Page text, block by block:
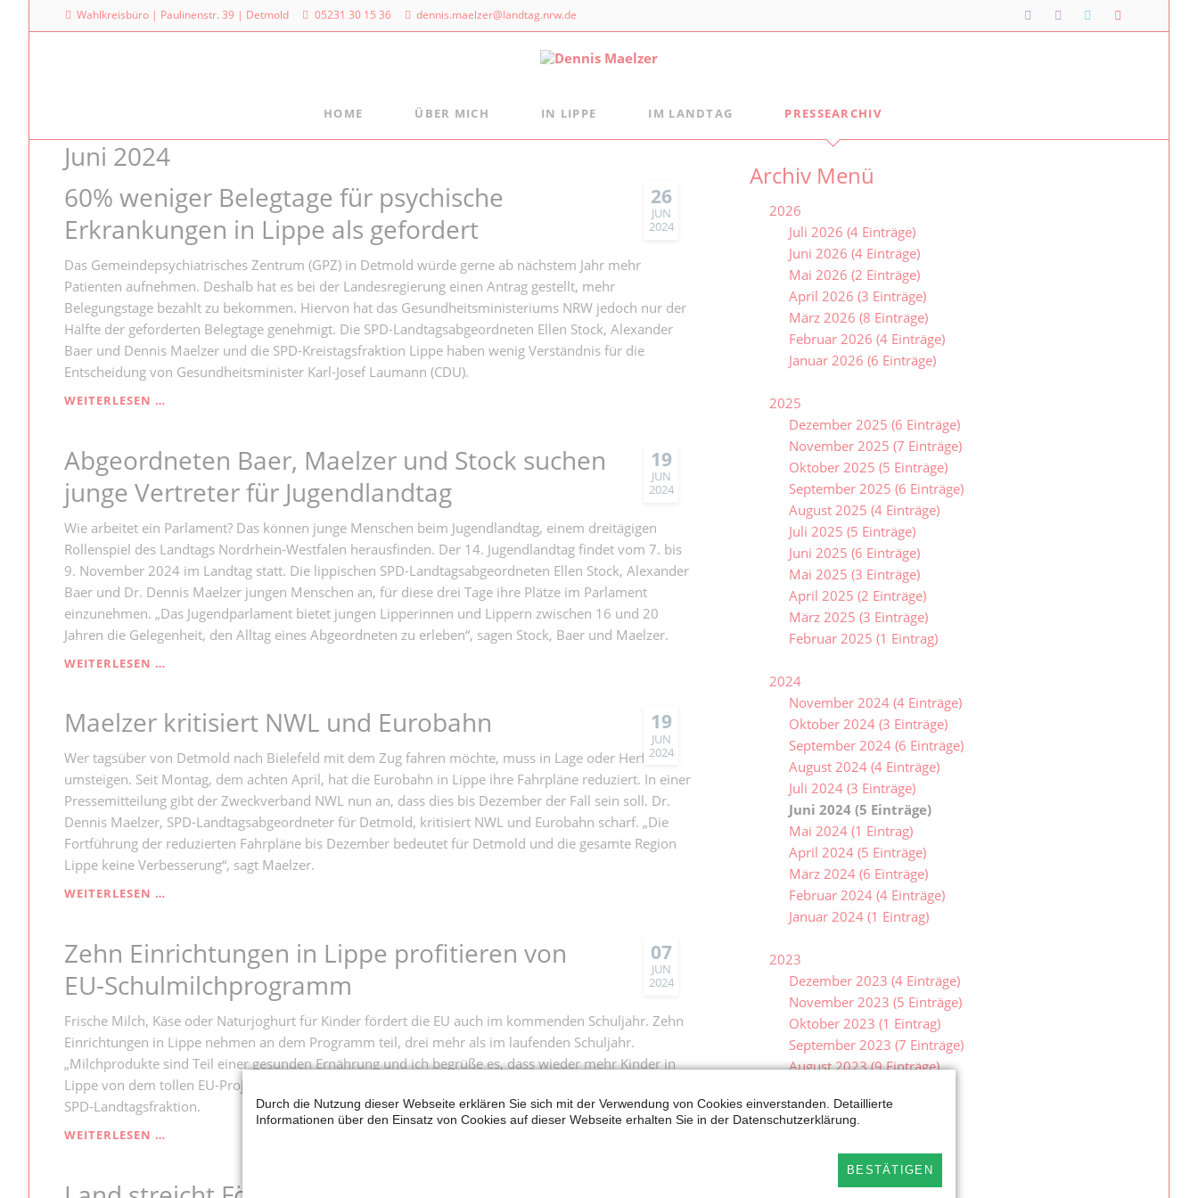
Wahlkreisbüro | Paulinenstr. 39 | Detmold 05231 30 15 36 dennis.maelzer@landtag.nrw.de
HOME ÜBER MICH
Meine politischen Schwerpunkte
IN LIPPE IM LANDTAG
Meine Arbeit
Meine Anfragen
Meine Reden im Plenum
Landtag NRW
Platz des Landtags 1
40221 Düsseldorf
0211 884 - 20 25
Fraktion vor Ort
Alexander Baer
Besuche im Landtag
Jugendlandtag
PRESSEARCHIV
Juni 2024
26
JUN
2024
60% weniger Belegtage für psychische
Erkrankungen in Lippe als gefordert
Das Gemeindepsychiatrisches Zentrum (GPZ) in Detmold würde gerne ab nächstem Jahr mehr
Patienten aufnehmen. Deshalb hat es bei der Landesregierung einen Antrag gestellt, mehr
Belegungstage bezahlt zu bekommen. Hiervon hat das Gesundheitsministeriums NRW jedoch nur der
Hälfte der geforderten Belegtage genehmigt. Die SPD-Landtagsabgeordneten Ellen Stock, Alexander
Baer und Dennis Maelzer und die SPD-Kreistagsfraktion Lippe haben wenig Verständnis für die
Entscheidung von Gesundheitsminister Karl-Josef Laumann (CDU).
WEITERLESEN …
FÜR
PSYCHISCHE
ERKRANKUNGEN
IN
LIPPE
ALS
GEFORDERT
19
JUN
2024
Abgeordneten Baer, Maelzer und Stock suchen
junge Vertreter für Jugendlandtag
Wie arbeitet ein Parlament? Das können junge Menschen beim Jugendlandtag, einem dreitägigen
Rollenspiel des Landtags Nordrhein-Westfalen herausfinden. Der 14. Jugendlandtag findet vom 7. bis
9. November 2024 im Landtag statt. Die lippischen SPD-Landtagsabgeordneten Ellen Stock, Alexander
Baer und Dr. Dennis Maelzer jungen Menschen an, für diese drei Tage ihre Plätze im Parlament
einzunehmen. „Das Jugendparlament bietet jungen Lipperinnen und Lippern zwischen 16 und 20
Jahren die Gelegenheit, den Alltag eines Abgeordneten zu erleben“, sagen Stock, Baer und Maelzer.
WEITERLESEN …
UND
STOCK
SUCHEN
VERTRETER
FÜR
JUGENDLANDTAG
19
JUN
2024
Maelzer kritisiert NWL und Eurobahn
Wer tagsüber von Detmold nach Bielefeld mit dem Zug fahren möchte, muss in Lage oder Herford
umsteigen. Seit Montag, dem achten April, hat die Eurobahn in Lippe ihre Fahrpläne reduziert. In einer
Pressemitteilung gibt der Zweckverband NWL nun an, dass dies bis Dezember der Fall sein soll. Dr.
Dennis Maelzer, SPD-Landtagsabgeordneter für Detmold, kritisiert NWL und Eurobahn scharf. „Die
Fortführung der reduzierten Fahrpläne bis Dezember bedeutet für Detmold und die gesamte Region
Lippe keine Verbesserung“, sagt Maelzer.
WEITERLESEN …
UND
EUROBAHN
07
JUN
2024
Zehn Einrichtungen in Lippe profitieren von
EU-Schulmilchprogramm
Frische Milch, Käse oder Naturjoghurt für Kinder fördert die EU auch im kommenden Schuljahr. Zehn
Einrichtungen in Lippe nehmen an dem Programm teil, drei mehr als im laufenden Schuljahr.
„Milchprodukte sind Teil einer gesunden Ernährung und ich begrüße es, dass wieder mehr Kinder in
Lippe von dem tollen EU-Projekt profitieren", sagt Dennis Maelzer, Familienpolitischer Sprecher der
SPD-Landtagsfraktion.
WEITERLESEN …
LIPPE
Archiv Menü
2026
Juli 2026 (4 Einträge)
Juni 2026 (4 Einträge)
Mai 2026 (2 Einträge)
April 2026 (3 Einträge)
März 2026 (8 Einträge)
Februar 2026 (4 Einträge)
Januar 2026 (6 Einträge)
2025
Dezember 2025 (6 Einträge)
November 2025 (7 Einträge)
Oktober 2025 (5 Einträge)
September 2025 (6 Einträge)
August 2025 (4 Einträge)
Juli 2025 (5 Einträge)
Juni 2025 (6 Einträge)
Mai 2025 (3 Einträge)
April 2025 (2 Einträge)
März 2025 (3 Einträge)
Februar 2025 (1 Eintrag)
2024
November 2024 (4 Einträge)
Oktober 2024 (3 Einträge)
September 2024 (6 Einträge)
August 2024 (4 Einträge)
Juli 2024 (3 Einträge)
Juni 2024 (5 Einträge)
Mai 2024 (1 Eintrag)
April 2024 (5 Einträge)
März 2024 (6 Einträge)
Februar 2024 (4 Einträge)
Januar 2024 (1 Eintrag)
2023
Dezember 2023 (4 Einträge)
November 2023 (5 Einträge)
Oktober 2023 (1 Eintrag)
September 2023 (7 Einträge)
August 2023 (9 Einträge)
Juni 2023 (2 Einträge)
Mai 2023 (7 Einträge)
April 2023 (2 Einträge)
März 2023 (9 Einträge)
Durch die Nutzung dieser Webseite erklären Sie sich mit der Verwendung von Cookies einverstanden. Detaillierte
Informationen über den Einsatz von Cookies auf dieser Webseite erhalten Sie in der Datenschutzerklärung.
BESTÄTIGEN